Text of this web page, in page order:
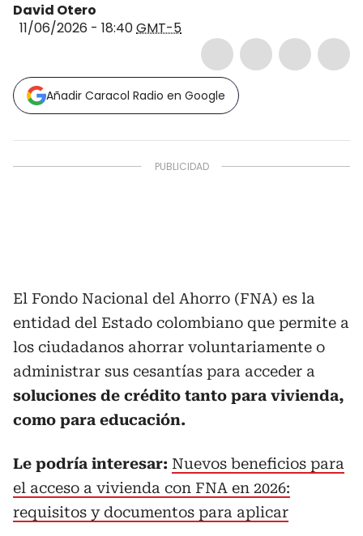
David Otero
11/06/2026 - 18:40GMT-5
Añadir Caracol Radio en Google
El Fondo Nacional del Ahorro (FNA) es la
entidad del Estado colombiano que permite a
los ciudadanos ahorrar voluntariamente o
administrar sus cesantías para acceder a
soluciones de crédito tanto para vivienda,
como para educación.
Le podría interesar: Nuevos beneficios para
el acceso a vivienda con FNA en 2026:
requisitos y documentos para aplicar